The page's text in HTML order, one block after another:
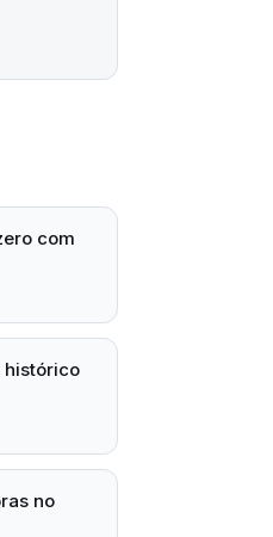
com
histórico
no